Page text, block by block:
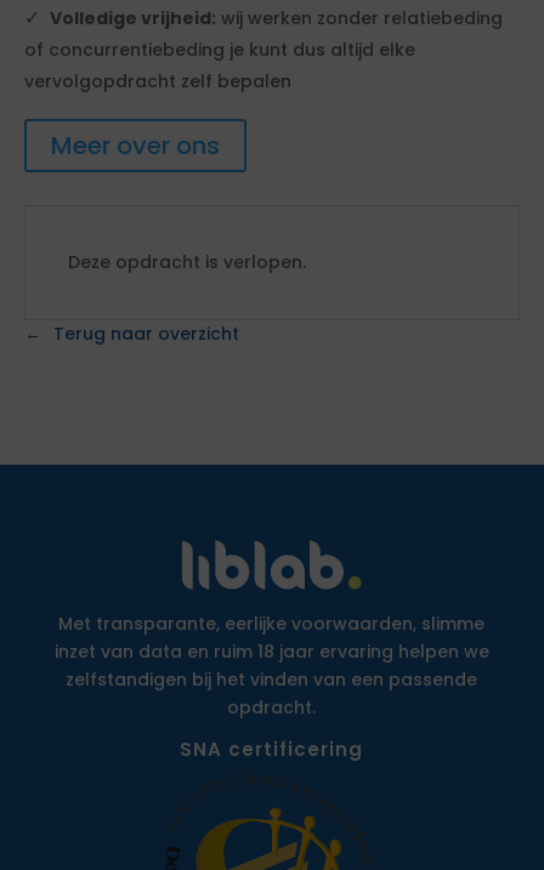
Volledige vrijheid: wij werken zonder relatiebeding
of concurrentiebeding je kunt dus altijd elke
vervolgopdracht zelf bepalen
Meer over ons
Deze opdracht is verlopen.
Terug naar overzicht
Met transparante, eerlijke voorwaarden, slimme
inzet van data en ruim 18 jaar ervaring helpen we
zelfstandigen bij het vinden van een passende
opdracht.
SNA certificering